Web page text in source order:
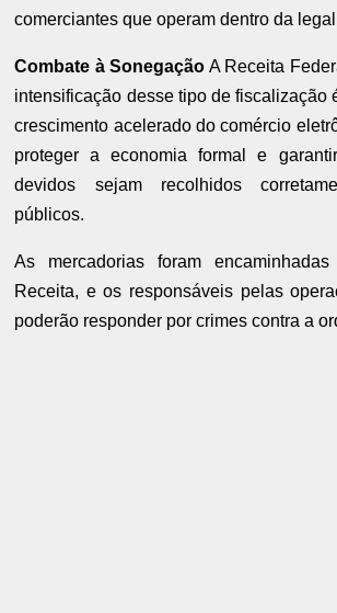
comerciantes que operam dentro da
Combate à Sonegação A Receita
intensificação desse tipo de fiscalização
crescimento acelerado do comércio
proteger a economia formal e
devidos sejam recolhidos
públicos.
As mercadorias foram
Receita, e os responsáveis pelas
poderão responder por crimes contra a